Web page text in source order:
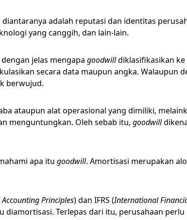
adalah reputasi dan identitas
yang canggih, dan lain-lain.
jelas mengapa goodwilldiklasifikasikan
secara data maupun angka. Walaupun
berwujud.
ataupun alat operasional yang dimiliki,
menguntungkan. Oleh sebab itu, goodwill
apa itu goodwill. Amortisasi merupakan
Principles) dan IFRS (International
Terlepas dari itu, perusahaan